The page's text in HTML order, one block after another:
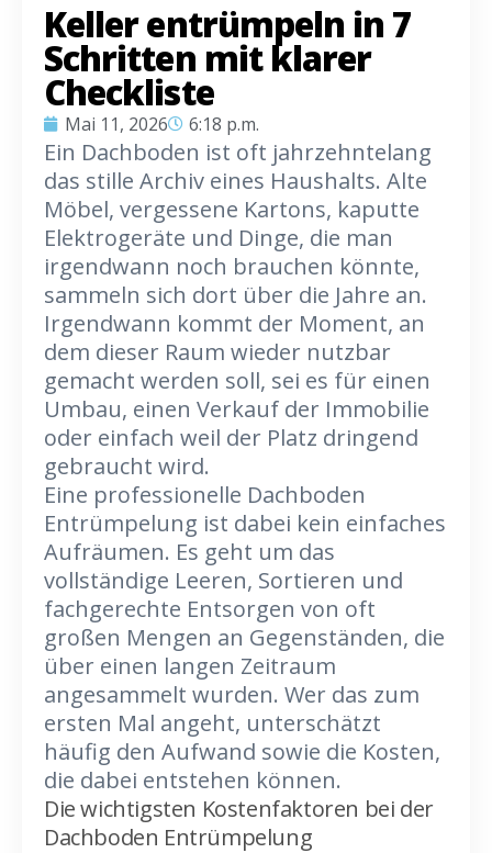
Keller entrümpeln in 7
Schritten mit klarer
Checkliste
Mai 11, 2026 6:18 p.m.
Ein Dachboden ist oft jahrzehntelang
das stille Archiv eines Haushalts. Alte
Möbel, vergessene Kartons, kaputte
Elektrogeräte und Dinge, die man
irgendwann noch brauchen könnte,
sammeln sich dort über die Jahre an.
Irgendwann kommt der Moment, an
dem dieser Raum wieder nutzbar
gemacht werden soll, sei es für einen
Umbau, einen Verkauf der Immobilie
oder einfach weil der Platz dringend
gebraucht wird.
Eine professionelle Dachboden
Entrümpelung ist dabei kein einfaches
Aufräumen. Es geht um das
vollständige Leeren, Sortieren und
fachgerechte Entsorgen von oft
großen Mengen an Gegenständen, die
über einen langen Zeitraum
angesammelt wurden. Wer das zum
ersten Mal angeht, unterschätzt
häufig den Aufwand sowie die Kosten,
die dabei entstehen können.
Die wichtigsten Kostenfaktoren bei der
Dachboden Entrümpelung